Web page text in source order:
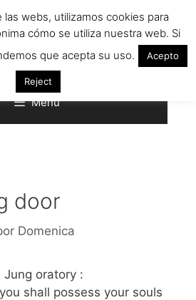
Menú
door
Domenica
oratory :
shall possess your souls
las webs, utilizamos cookies para
cómo se utiliza nuestra web. Si
que acepta su uso.
Acepto
Reject